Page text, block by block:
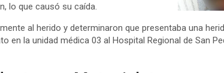
lo que causó su caída.
al herido y determinaron que presentaba una
en la unidad médica 03 al Hospital Regional de San